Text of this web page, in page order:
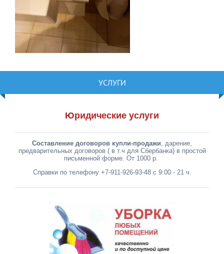
УСЛУГИ
Юридические услуги
Составление договоров купли-продажи , дарение,
предварительных договоров ( в т.ч для Сбербанка) в простой
письменной форме. От 1000 р.
Справки по телефону +7-911-926-93-48 с 9:00 - 21 ч.